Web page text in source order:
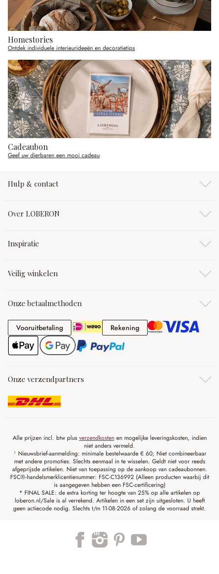
Homestories
Ontdek individuele interieurideeën en decoratietips
Cadeaubon
Geef uw dierbaren een mooi cadeau
Hulp & contact
Over LOBERON
Inspiratie
Veilig winkelen
Onze betaalmethoden
VooruitbetalingVooruitbetaling RekeningRekening
Onze verzendpartners
Alle prijzen incl. btw plus verzendkostenen mogelijke leveringskosten, indien
niet anders vermeld.
¹ Nieuwsbrief-aanmelding: minimale bestelwaarde € 60; Niet combineerbaar
met andere promoties. Slechts eenmaal in te wisselen. Geldt niet voor reeds
afgeprijsde artikelen. Niet van toepassing op de aankoop van cadeaubonnen.
FSC®-handelsmerklicentienummer: FSC-C136992 (Alleen producten waarbij dit
is aangegeven hebben een FSC-certificering)
* FINAL SALE: de extra korting ter hoogte van 25% op alle artikelen op
loberon.nl/Sale is al verrekend. Artikelen in een set zijn uitgesloten. U heeft
geen actiecode nodig. Slechts t/m 11-08-2026 of zolang de voorraad strekt.